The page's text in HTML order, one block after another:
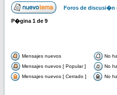
Foros de discusi�n
P�gina 1 de 9
Mensajes nuevos No
Mensajes nuevos [ Popular ]
No
Mensajes nuevos [ Cerrado ]
No